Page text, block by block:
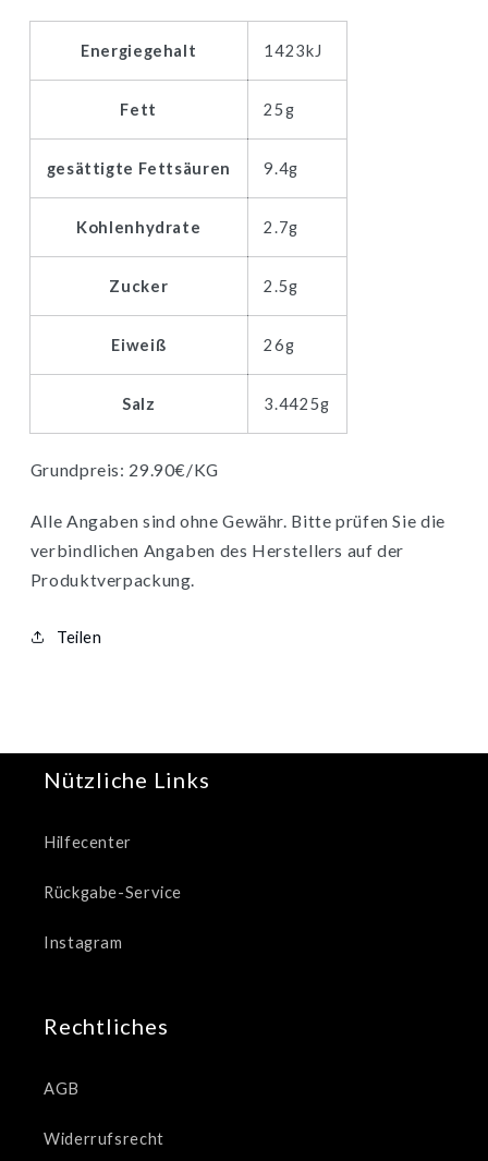
Energiegehalt 1423kJ
Fett 25g
gesättigte Fettsäuren 9.4g
Kohlenhydrate 2.7g
Zucker 2.5g
Eiweiß 26g
Salz 3.4425g
Grundpreis: 29.90€/KG
Alle Angaben sind ohne Gewähr. Bitte prüfen Sie die
verbindlichen Angaben des Herstellers auf der
Produktverpackung.
Teilen
Nützliche Links
Hilfecenter
Rückgabe-Service
Instagram
Rechtliches
AGB
Widerrufsrecht